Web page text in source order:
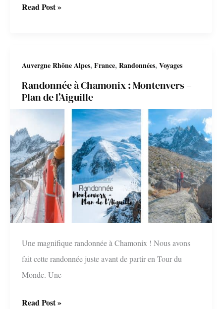
Un
à
Tignes
Read Post »
Auvergne Rhône Alpes,France,Randonnées,Voyages
Randonnée à Chamonix : Montenvers –
Plan de l’Aiguille
Une magnifique randonnée à Chamonix ! Nous avons
fait cette randonnée juste avant de partir en Tour du
Monde. Une
Randonnée
Read Post »